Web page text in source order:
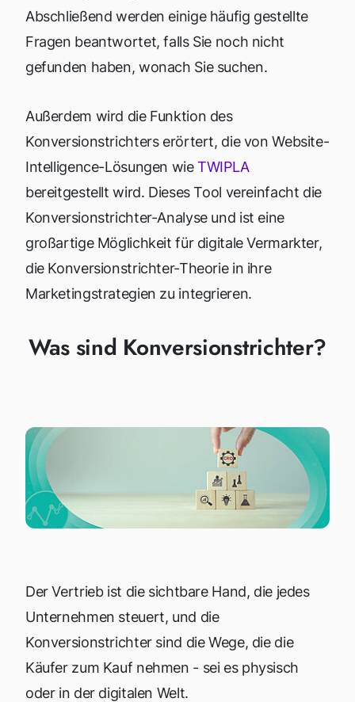
Abschließend werden einige häufig gestellte
Fragen beantwortet, falls Sie noch nicht
gefunden haben, wonach Sie suchen.
Außerdem wird die Funktion des
Konversionstrichters erörtert, die von Website-
Intelligence-Lösungen wieTWIPLA
bereitgestellt wird. Dieses Tool vereinfacht die
Konversionstrichter-Analyse und ist eine
großartige Möglichkeit für digitale Vermarkter,
die Konversionstrichter-Theorie in ihre
Marketingstrategien zu integrieren.
Was sind Konversionstrichter?
Der Vertrieb ist die sichtbare Hand, die jedes
Unternehmen steuert, und die
Konversionstrichter sind die Wege, die die
Käufer zum Kauf nehmen - sei es physisch
oder in der digitalen Welt.